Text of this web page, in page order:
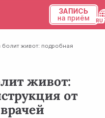
ЗАПИСЬ
на приём
болит живот: подробная
живот:
от